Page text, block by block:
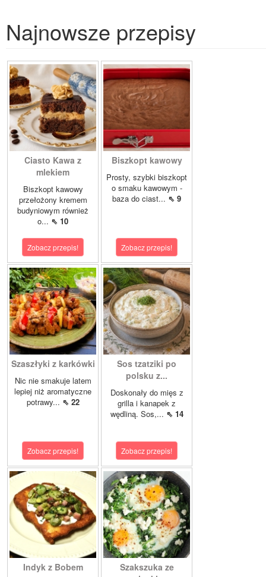
Najnowsze przepisy
Ciasto Kawa z
mlekiem
Biszkopt kawowy
przełożony kremem
budyniowym również
o... ⇖ 10
Zobacz przepis!
Biszkopt kawowy
Prosty, szybki biszkopt
o smaku kawowym -
baza do ciast... ⇖ 9
Zobacz przepis!
Szaszłyki z karkówki
Nic nie smakuje latem
lepiej niż aromatyczne
potrawy... ⇖ 22
Zobacz przepis!
Sos tzatziki po
polsku z...
Doskonały do mięs z
grilla i kanapek z
wędliną. Sos,... ⇖ 14
Zobacz przepis!
Indyk z Bobem
Szakszuka ze